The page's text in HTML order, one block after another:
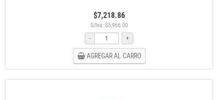
$7,218.86
S/Iva: $5,966.00
-
+
AGREGAR AL CARRO